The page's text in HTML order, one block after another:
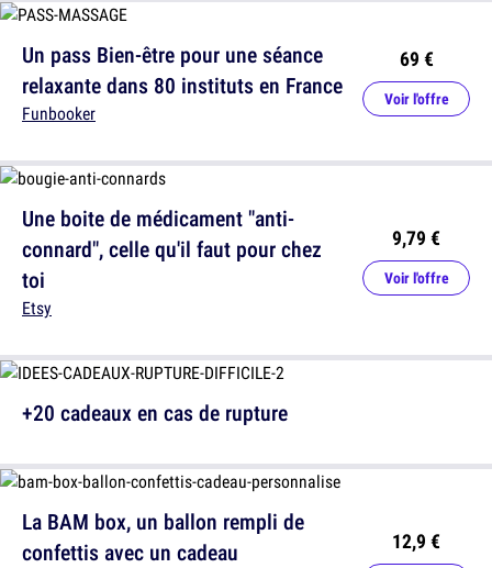
Un pass Bien-être pour une séance
relaxante dans 80 instituts en France
Funbooker
69 €
Voir l'offre
+20 cadeaux en cas de rupture
Une boite de médicament "anti-
connard", celle qu'il faut pour chez
toi
Etsy
9,79 €
Voir l'offre
La BAM box, un ballon rempli de
confettis avec un cadeau
12,9 €